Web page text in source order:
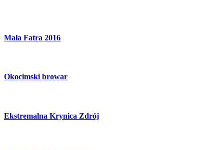
Mała Fatra 2016
Okocimski browar
Ekstremalna Krynica Zdrój